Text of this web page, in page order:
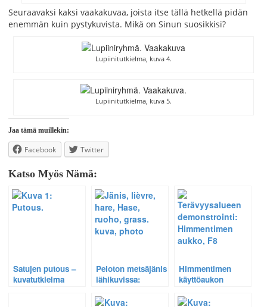
Seuraavaksi kaksi vaakakuvaa, joista itse tällä hetkellä pidän
enemmän kuin pystykuvista. Mikä on Sinun suosikkisi?
Lupiinitutkielma, kuva 4.
Lupiinitutkielma, kuva 5.
Jaa tämä muillekin:
Facebook Twitter
Katso Myös Nämä:
Satujen putous –
kuvatutkielma
Peloton metsäjänis
lähikuvissa:
kuvausprosessista.
Himmentimen
käyttöaukon
terävyysalueeseen